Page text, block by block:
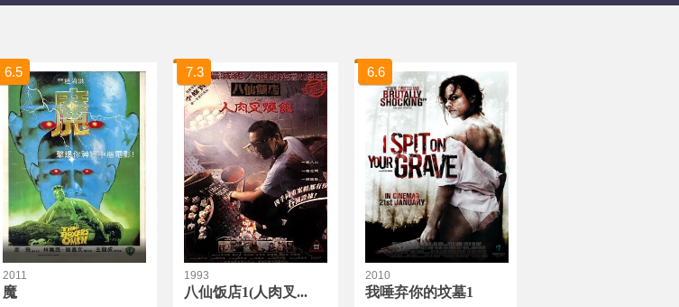
6.5
2011
魔
7.3
1993
八仙饭店1(人肉叉...
6.6
2010
我唾弃你的坟墓1